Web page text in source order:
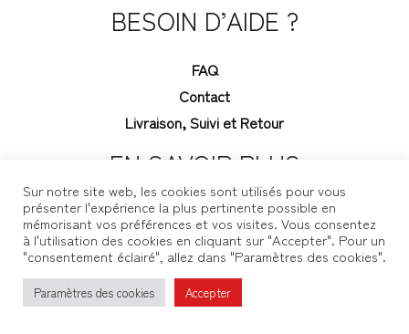
BESOIN D’AIDE ?
FAQ
Contact
Livraison, Suivi et Retour
EN SAVOIR PLUS
Blog
Mon compte
Sur notre site web, les cookies sont utilisés pour vous
présenter l'expérience la plus pertinente possible en
mémorisant vos préférences et vos visites. Vous consentez
à l'utilisation des cookies en cliquant sur "Accepter". Pour un
"consentement éclairé", allez dans "Paramètres des cookies".
Paramètres des cookies Accepter